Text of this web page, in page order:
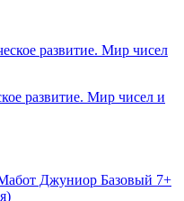
развитие. Мир чисел и